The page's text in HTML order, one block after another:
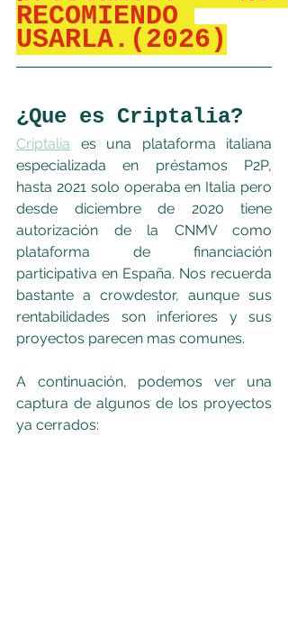
RECOMIENDO
USARLA.(2026)
¿Que es Criptalia?
Criptalia es una plataforma italiana
especializada en préstamos P2P,
hasta 2021 solo operaba en Italia pero
desde diciembre de 2020 tiene
autorización de la CNMV como
plataforma de financiación
participativa en España. Nos recuerda
bastante a crowdestor, aunque sus
rentabilidades son inferiores y sus
proyectos parecen mas comunes.
A continuación, podemos ver una
captura de algunos de los proyectos
ya cerrados: